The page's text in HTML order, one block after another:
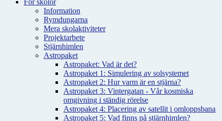
För skolor
Information
Rymdungarna
Mera skolaktiviteter
Projektarbete
Stjärnhimlen
Astropaket
Astropaket: Vad är det?
Astropaket 1: Simulering av solsystemet
Astropaket 2: Hur varm är en stjärna?
Astropaket 3: Vintergatan - Vår kosmiska
omgivning i ständig rörelse
Astropaket 4: Placering av satellit i omloppsbana
Astropaket 5: Vad finns på stjärnhimlen?